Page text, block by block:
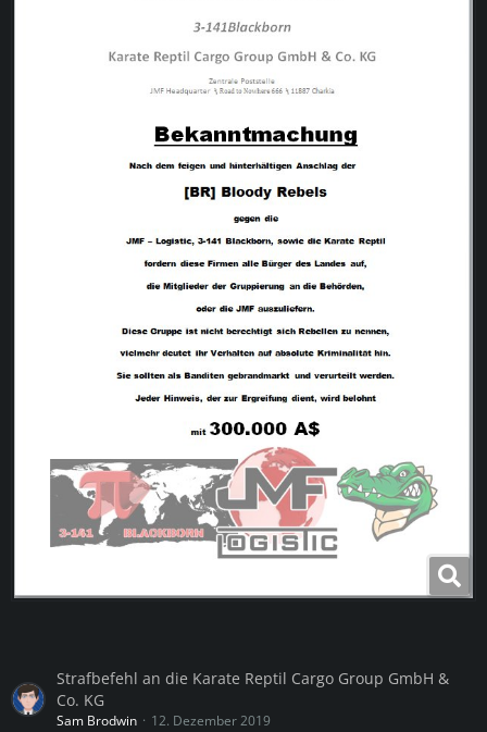
Strafbefehl an die Karate Reptil Cargo Group GmbH &
Co. KG
Sam Brodwin 12. Dezember 2019